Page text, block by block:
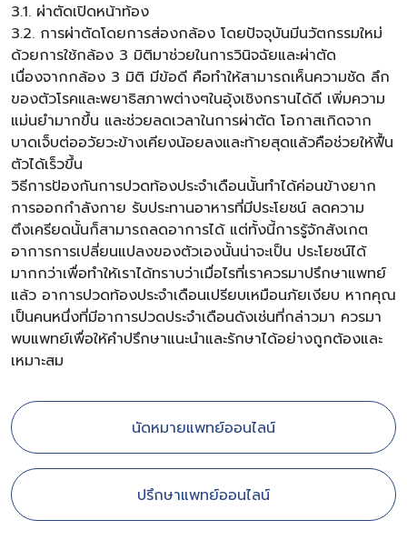
3.1. ผ่าตัดเปิดหน้าท้อง
3.2. การผ่าตัดโดยการส่องกล้อง โดยปัจจุบันมีนวัตกรรมใหม่
ด้วยการใช้กล้อง 3 มิติมาช่วยในการวินิจฉัยและผ่าตัด
เนื่องจากกล้อง 3 มิติ มีข้อดี คือทำให้สามารถเห็นความชัด ลึก
ของตัวโรคและพยาธิสภาพต่างๆในอุ้งเชิงกรานได้ดี เพิ่มความ
แม่นยำมากขึ้น และช่วยลดเวลาในการผ่าตัด โอกาสเกิดจาก
บาดเจ็บต่ออวัยวะข้างเคียงน้อยลงและท้ายสุดแล้วคือช่วยให้ฟื้น
ตัวได้เร็วขึ้น
วิธีการป้องกันการปวดท้องประจำเดือนนั้นทำได้ค่อนข้างยาก
การออกกำลังกาย รับประทานอาหารที่มีประโยชน์ ลดความ
ตึงเครียดนั้นก็สามารถลดอาการได้ แต่ทั้งนี้การรู้จักสังเกต
อาการการเปลี่ยนแปลงของตัวเองนั้นน่าจะเป็น ประโยชน์ได้
มากกว่าเพื่อทำให้เราได้ทราบว่าเมื่อไรที่เราควรมาปรึกษาแพทย์
แล้ว อาการปวดท้องประจำเดือนเปรียบเหมือนภัยเงียบ หากคุณ
เป็นคนหนึ่งที่มีอาการปวดประจำเดือนดังเช่นที่กล่าวมา ควรมา
พบแพทย์เพื่อให้คำปรึกษาแนะนำและรักษาได้อย่างถูกต้องและ
เหมาะสม
นัดหมายแพทย์ออนไลน์
ปรึกษาแพทย์ออนไลน์